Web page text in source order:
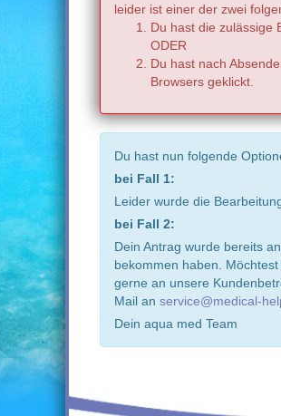
leider ist einer der zwei
Du hast die zulässige
ODER
Du hast nach
Browsers geklickt.
Du hast nun folgende
bei Fall 1:
Leider wurde die
bei Fall 2:
Dein Antrag wurde bereits
bekommen haben.
gerne an unsere
Mail an service@medical-
Dein aqua med Team